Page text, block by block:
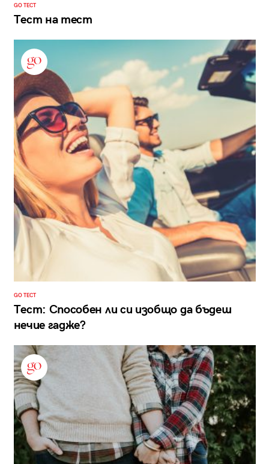
GO ТЕСТ
Тест на тест
GO ТЕСТ
Тест: Способен ли си изобщо да бъдеш
нечие гадже?